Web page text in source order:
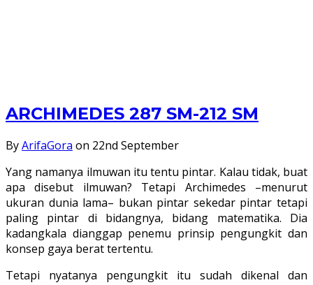
ARCHIMEDES 287 SM-212 SM
ByArifaGora on 22nd September
Yang namanya ilmuwan itu tentu pintar. Kalau tidak, buat
apa disebut ilmuwan? Tetapi Archimedes –menurut
ukuran dunia lama– bukan pintar sekedar pintar tetapi
paling pintar di bidangnya, bidang matematika. Dia
kadangkala dianggap penemu prinsip pengungkit dan
konsep gaya berat tertentu.
Tetapi nyatanya pengungkit itu sudah dikenal dan